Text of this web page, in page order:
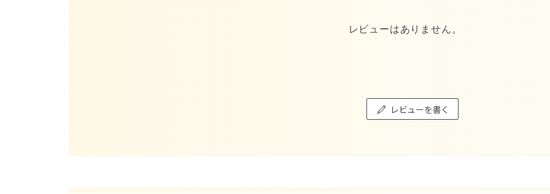
レビューはありません。
レビューを書く